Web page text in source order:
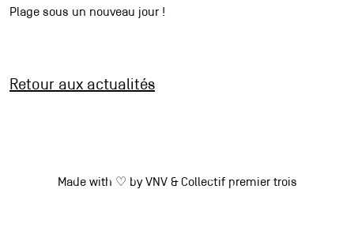
Plage sous un nouveau jour !
Retour aux actualités
Made with ♡ by VNV & Collectif premier trois